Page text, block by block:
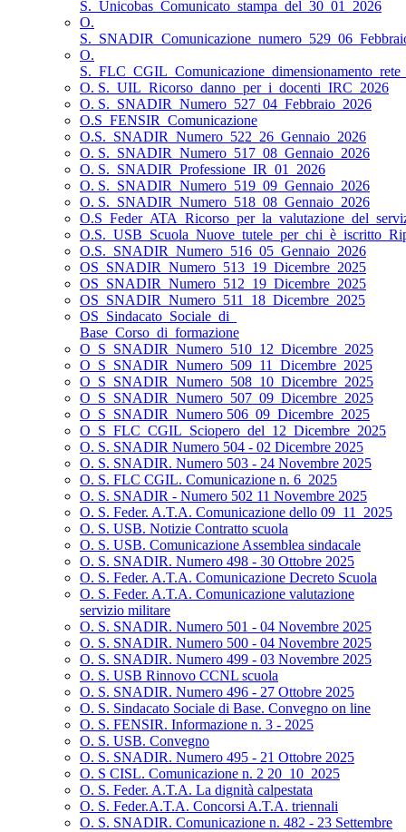
S._Unicobas_Comunicato_stampa_del_30_01_2026
O.
O.
O. S._UIL_Ricorso_danno_per_i_docenti_IRC_2026
O. S._SNADIR_Numero_527_04_Febbraio_2026
O.S_FENSIR_Comunicazione
O.S._SNADIR_Numero_522_26_Gennaio_2026
O. S._SNADIR_Numero_517_08_Gennaio_2026
O. S._SNADIR_Professione_IR_01_2026
O. S._SNADIR_Numero_519_09_Gennaio_2026
O. S._SNADIR_Numero_518_08_Gennaio_2026
O.S._SNADIR_Numero_516_05_Gennaio_2026
OS_SNADIR_Numero_513_19_Dicembre_2025
OS_SNADIR_Numero_512_19_Dicembre_2025
OS_SNADIR_Numero_511_18_Dicembre_2025
OS_Sindacato_Sociale_di_
Base_Corso_di_formazione
O_S_SNADIR_Numero_510_12_Dicembre_2025
O_S_SNADIR_Numero_509_11_Dicembre_2025
O_S_SNADIR_Numero_508_10_Dicembre_2025
O_S_SNADIR_Numero_507_09_Dicembre_2025
O_S_SNADIR_Numero 506_09_Dicembre_2025
O_S_FLC_CGIL_Sciopero_del_12_Dicembre_2025
O. S. SNADIR Numero 504 - 02 Dicembre 2025
O. S. SNADIR. Numero 503 - 24 Novembre 2025
O. S. FLC CGIL. Comunicazione n. 6_2025
O. S. SNADIR - Numero 502 11 Novembre 2025
O. S. Feder. A.T.A. Comunicazione dello 09_11_2025
O. S. USB. Notizie Contratto scuola
O. S. USB. Comunicazione Assemblea sindacale
O. S. SNADIR. Numero 498 - 30 Ottobre 2025
O. S. Feder. A.T.A. Comunicazione Decreto Scuola
O. S. Feder. A.T.A. Comunicazione valutazione
servizio militare
O. S. SNADIR. Numero 501 - 04 Novembre 2025
O. S. SNADIR. Numero 500 - 04 Novembre 2025
O. S. SNADIR. Numero 499 - 03 Novembre 2025
O. S. USB Rinnovo CCNL scuola
O. S. SNADIR. Numero 496 - 27 Ottobre 2025
O. S. Sindacato Sociale di Base. Convegno on line
O. S. FENSIR. Informazione n. 3 - 2025
O. S. USB. Convegno
O. S. SNADIR. Numero 495 - 21 Ottobre 2025
O. S CISL. Comunicazione n. 2 20_10_2025
O. S. Feder. A.T.A. La dignità calpestata
O. S. Feder.A.T.A. Concorsi A.T.A. triennali
O. S. SNADIR. Comunicazione n. 482 - 23 Settembre